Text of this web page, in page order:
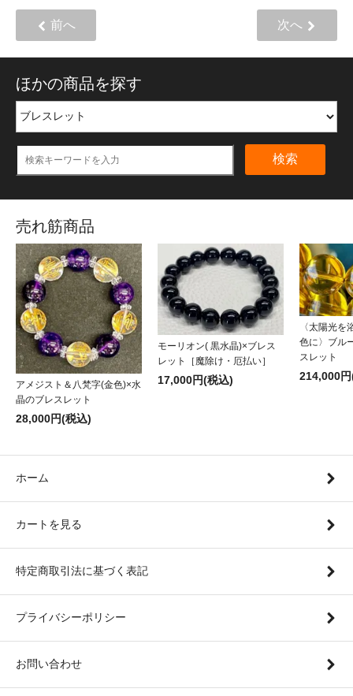
前へ 次へ
ほかの商品を探す
検索
売れ筋商品
アメジスト＆八梵字(金色)×水
晶のブレスレット
28,000円(税込)
モーリオン( 黒水晶)×ブレス
レット［魔除け・厄払い］
17,000円(税込)
〈太陽光を
色に〉ブル
スレット
214,000
ホーム
カートを見る
特定商取引法に基づく表記
プライバシーポリシー
お問い合わせ